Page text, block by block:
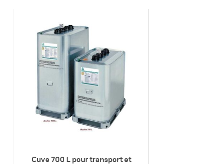
Cuve 700 L pour transport et